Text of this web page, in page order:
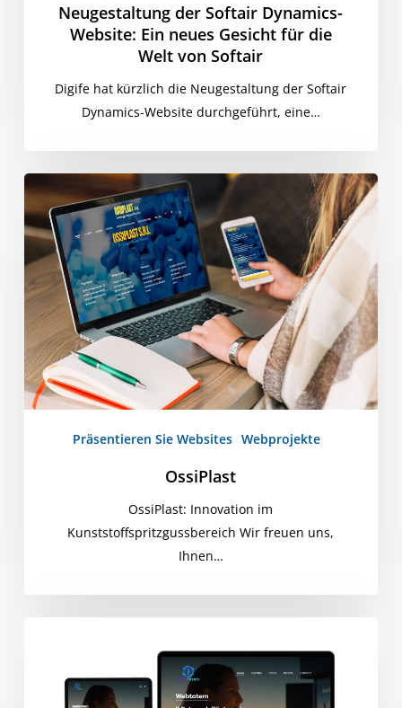
Neugestaltung der Softair Dynamics-
Website: Ein neues Gesicht für die
Welt von Softair
Digife hat kürzlich die Neugestaltung der Softair
Dynamics-Website durchgeführt, eine…
OssiPlast
Präsentieren Sie Websites Webprojekte
OssiPlast
OssiPlast: Innovation im
Kunststoffspritzgussbereich Wir freuen uns,
Ihnen…
der
städtischen
Interaktion: